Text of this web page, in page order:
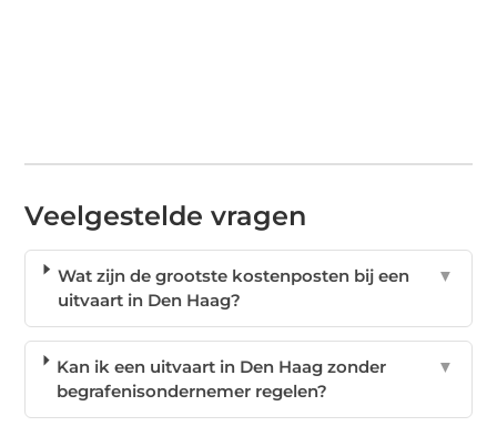
Veelgestelde vragen
Wat zijn de grootste kostenposten bij een
uitvaart in Den Haag?
▼
Kan ik een uitvaart in Den Haag zonder
begrafenisondernemer regelen?
▼